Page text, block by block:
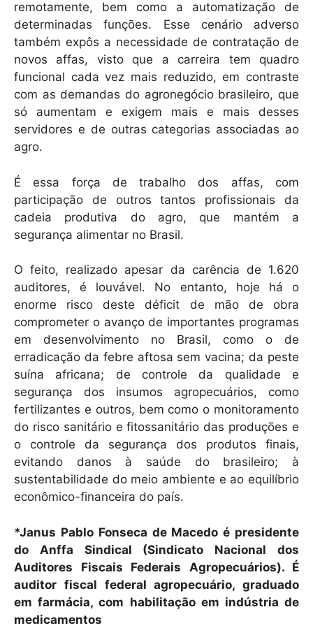
remotamente, bem como a automatização de
determinadas funções. Esse cenário adverso
também expôs a necessidade de contratação de
novos affas, visto que a carreira tem quadro
funcional cada vez mais reduzido, em contraste
com as demandas do agronegócio brasileiro, que
só aumentam e exigem mais e mais desses
servidores e de outras categorias associadas ao
agro.
É essa força de trabalho dos affas, com
participação de outros tantos profissionais da
cadeia produtiva do agro, que mantém a
segurança alimentar no Brasil.
O feito, realizado apesar da carência de 1.620
auditores, é louvável. No entanto, hoje há o
enorme risco deste déficit de mão de obra
comprometer o avanço de importantes programas
em desenvolvimento no Brasil, como o de
erradicação da febre aftosa sem vacina; da peste
suína africana; de controle da qualidade e
segurança dos insumos agropecuários, como
fertilizantes e outros, bem como o monitoramento
do risco sanitário e fitossanitário das produções e
o controle da segurança dos produtos finais,
evitando danos à saúde do brasileiro; à
sustentabilidade do meio ambiente e ao equilíbrio
econômico-financeira do país.
*Janus Pablo Fonseca de Macedo é presidente
do Anffa Sindical (Sindicato Nacional dos
Auditores Fiscais Federais Agropecuários). É
auditor fiscal federal agropecuário, graduado
em farmácia, com habilitação em indústria de
medicamentos